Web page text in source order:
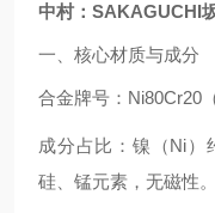
中村：SAKAGUCHI
一、核心材质与成分
合金牌号： Ni80Cr20
成分占比：镍（Ni）
硅、锰元素，无磁性。